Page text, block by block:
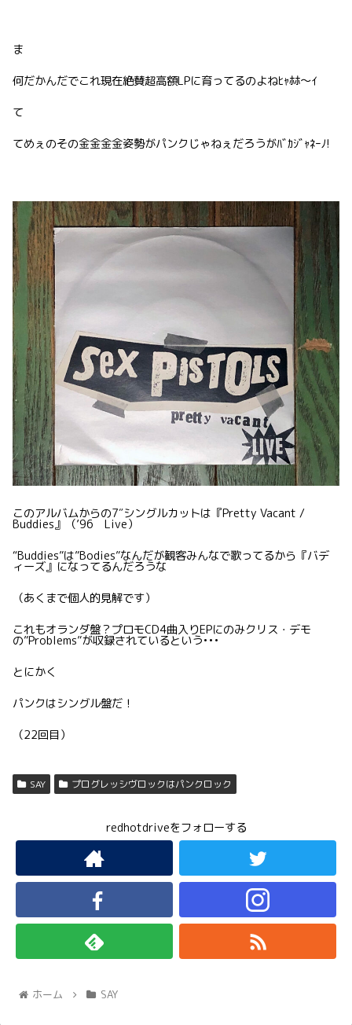
ま
何だかんだでこれ現在絶賛超高額LPに育ってるのよねﾋｬﾎﾎ〜ｲ
て
てめぇのその金金金金姿勢がパンクじゃねぇだろうがﾊﾞｶｼﾞｬﾈｰﾉ!
このアルバムからの7″シングルカットは『Pretty Vacant /
Buddies』（’96 Live）
“Buddies”は”Bodies”なんだが観客みんなで歌ってるから『バデ
ィーズ』になってるんだろうな
（あくまで個人的見解です）
これもオランダ盤？プロモCD4曲入りEPにのみクリス・デモ
の”Problems”が収録されているという•••
とにかく
パンクはシングル盤だ！
（22回目）
SAY プログレッシヴロックはパンクロック
redhotdriveをフォローする
ホーム SAY